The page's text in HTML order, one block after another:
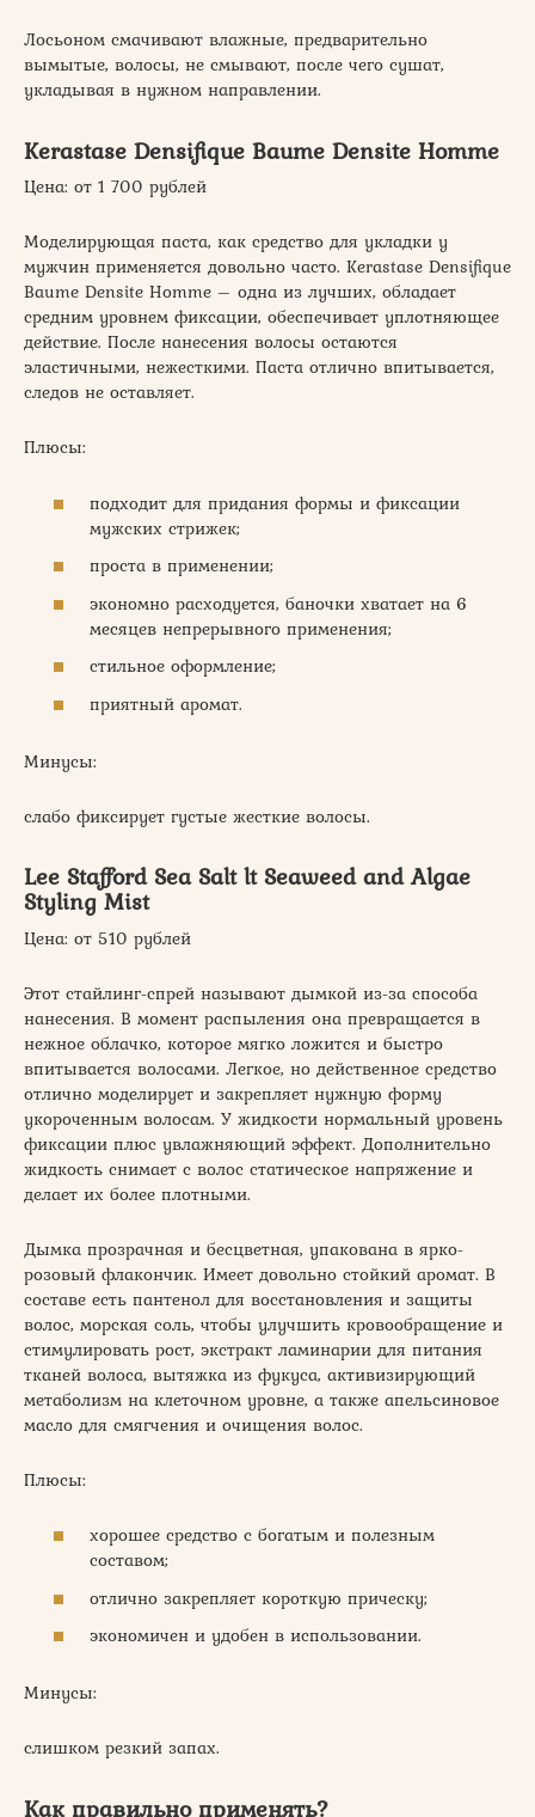
Лосьоном смачивают влажные, предварительно
вымытые, волосы, не смывают, после чего сушат,
укладывая в нужном направлении.
Kerastase Densifique Baume Densite Homme
Цена: от 1 700 рублей
Моделирующая паста, как средство для укладки у
мужчин применяется довольно часто. Kerastase Densifique
Baume Densite Homme – одна из лучших, обладает
средним уровнем фиксации, обеспечивает уплотняющее
действие. После нанесения волосы остаются
эластичными, нежесткими. Паста отлично впитывается,
следов не оставляет.
Плюсы:
подходит для придания формы и фиксации
мужских стрижек;
проста в применении;
экономно расходуется, баночки хватает на 6
месяцев непрерывного применения;
стильное оформление;
приятный аромат.
Минусы:
слабо фиксирует густые жесткие волосы.
Lee Stafford Sea Salt lt Seaweed and Algae
Styling Mist
Цена: от 510 рублей
Этот стайлинг-спрей называют дымкой из-за способа
нанесения. В момент распыления она превращается в
нежное облачко, которое мягко ложится и быстро
впитывается волосами. Легкое, но действенное средство
отлично моделирует и закрепляет нужную форму
укороченным волосам. У жидкости нормальный уровень
фиксации плюс увлажняющий эффект. Дополнительно
жидкость снимает с волос статическое напряжение и
делает их более плотными.
Дымка прозрачная и бесцветная, упакована в ярко-
розовый флакончик. Имеет довольно стойкий аромат. В
составе есть пантенол для восстановления и защиты
волос, морская соль, чтобы улучшить кровообращение и
стимулировать рост, экстракт ламинарии для питания
тканей волоса, вытяжка из фукуса, активизирующий
метаболизм на клеточном уровне, а также апельсиновое
масло для смягчения и очищения волос.
Плюсы:
хорошее средство с богатым и полезным
составом;
отлично закрепляет короткую прическу;
экономичен и удобен в использовании.
Минусы:
слишком резкий запах.
Как правильно применять?